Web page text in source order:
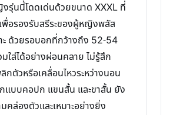
รุ่นนี้โดดเด่นด้วยขนาด XXXL ที่
พื่อรองรับสรีระของผู้หญิงพลัส
ะ ด้วยรอบอกที่กว้างถึง 52-54
ใส่ได้อย่างผ่อนคลาย ไม่รู้สึก
ตัวหรือเคลื่อนไหวระหว่างนอน
แบบคอปก แขนสั้น และขาสั้น ยัง
คล่องตัวและเหมาะอย่างยิ่ง